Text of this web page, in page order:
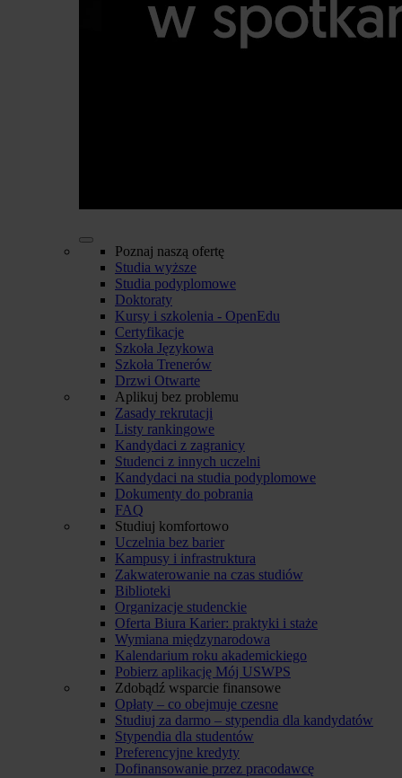
Poznaj naszą ofertę
Studia wyższe
Studia podyplomowe
Doktoraty
Kursy i szkolenia - OpenEdu
Certyfikacje
Szkoła Językowa
Szkoła Trenerów
Drzwi Otwarte
Aplikuj bez problemu
Zasady rekrutacji
Listy rankingowe
Kandydaci z zagranicy
Studenci z innych uczelni
Kandydaci na studia podyplomowe
Dokumenty do pobrania
FAQ
Studiuj komfortowo
Uczelnia bez barier
Kampusy i infrastruktura
Zakwaterowanie na czas studiów
Biblioteki
Organizacje studenckie
Oferta Biura Karier: praktyki i staże
Wymiana międzynarodowa
Kalendarium roku akademickiego
Pobierz aplikację Mój USWPS
Zdobądź wsparcie finansowe
Opłaty – co obejmuje czesne
Studiuj za darmo – stypendia dla kandydatów
Stypendia dla studentów
Preferencyjne kredyty
Dofinansowanie przez pracodawcę